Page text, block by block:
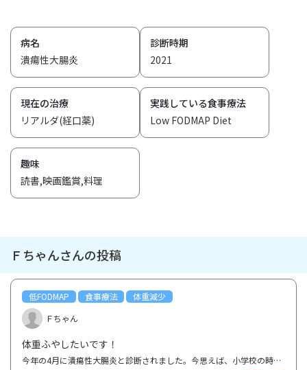
病名
潰瘍性大腸炎
診断時期
2021
現在の治療
リアルダ(経口薬)
実践している食事療法
Low FODMAP Diet
趣味
読書,映画鑑賞,料理
Ｆちゃんさんの投稿
低FODMAP 食事療法
体重減少
Ｆちゃん
体重ふやしたいです！
今年の4月に潰瘍性大腸炎と診断されました。今思えば、小学校の時から給食や夕食の後には必ず下痢をして...